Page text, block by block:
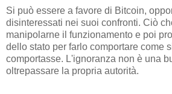
Si può essere a favore di Bitcoin,
disinteressati nei suoi confronti. Ciò
manipolarne il funzionamento e poi
dello stato per farlo comportare come
comportasse. L'ignoranza non è una
oltrepassare la propria autorità.